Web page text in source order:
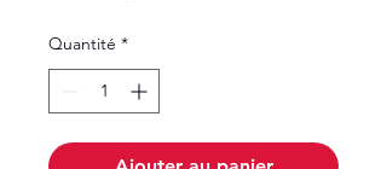
Quantité *